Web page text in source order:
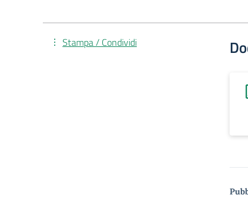
Stampa / Condividi